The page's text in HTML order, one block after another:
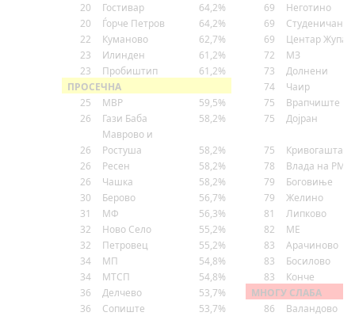
20
Гостивар 64,2% 69
Неготино
20
Ѓорче Петров 64,2% 69
Студеничани
22
Куманово 62,7% 69
Центар Жупа
23
Илинден 61,2% 72
МЗ
23
Пробиштип 61,2% 73
Долнени
ПРОСЕЧНА
74
Чаир
25
МВР 59,5% 75
Врапчиште
26
Гази Баба 58,2% 75 Дојран
26
Маврово и
Ростуша
58,2% 75
Кривогаштани
26
Ресен 58,2% 78
Влада на РМ
26
Чашка 58,2% 79
Боговиње
30
Берово 56,7% 79
Желино
31
МФ 56,3% 81
Липково
32
Ново Село 55,2% 82
МЕ
32
Петровец 55,2% 83
Арачиново
34
МП 54,8% 83
Босилово
34
МТСП 54,8% 83
Конче
36
Делчево 53,7%
МНОГУ СЛАБА
36
Сопиште 53,7% 86
Валандово